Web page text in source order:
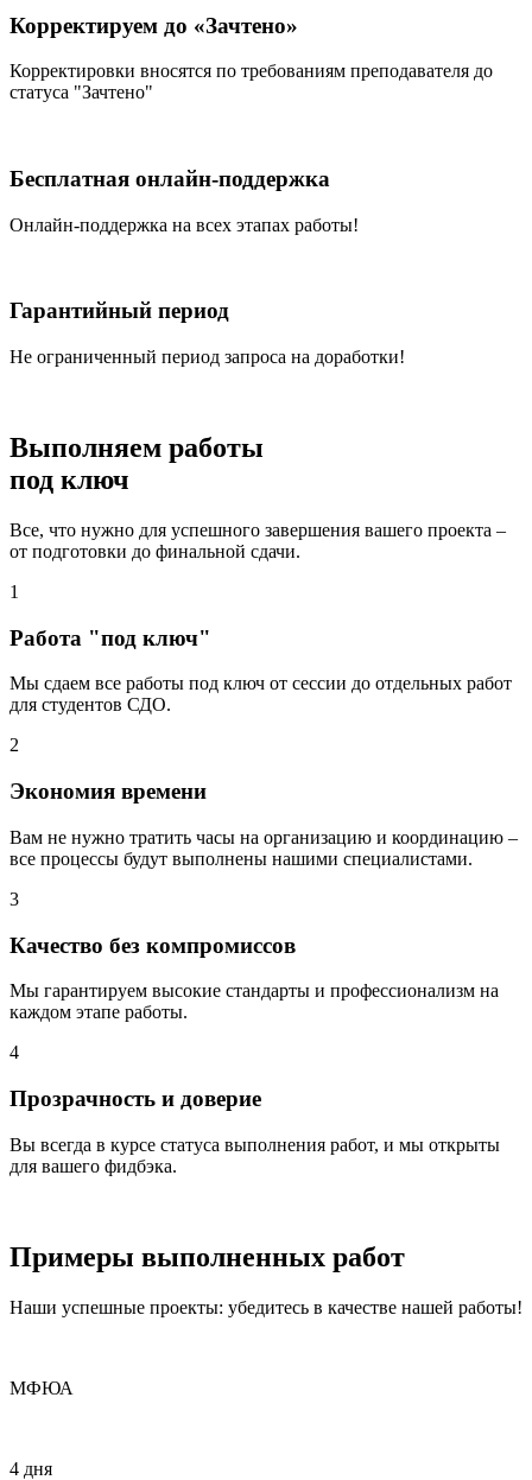
Корректируем до «Зачтено»
Корректировки вносятся по требованиям преподавателя до
статуса "Зачтено"
Бесплатная онлайн-поддержка
Онлайн-поддержка на всех этапах работы!
Гарантийный период
Не ограниченный период запроса на доработки!
Выполняем работы
под ключ
Все, что нужно для успешного завершения вашего проекта –
от подготовки до финальной сдачи.
1
Работа "под ключ"
Мы сдаем все работы под ключ от сессии до отдельных работ
для студентов СДО.
2
Экономия времени
Вам не нужно тратить часы на организацию и координацию –
все процессы будут выполнены нашими специалистами.
3
Качество без компромиссов
Мы гарантируем высокие стандарты и профессионализм на
каждом этапе работы.
4
Прозрачность и доверие
Вы всегда в курсе статуса выполнения работ, и мы открыты
для вашего фидбэка.
Примеры выполненных работ
Наши успешные проекты: убедитесь в качестве нашей работы!
МФЮА
4 дня